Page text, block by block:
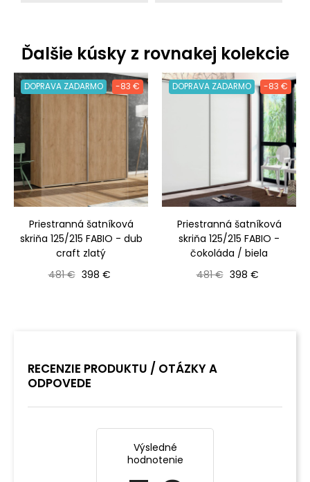
Ďalšie kúsky z rovnakej kolekcie
DOPRAVA ZADARMO -83 €
Priestranná šatníková
skriňa 125/215 FABIO - dub
craft zlatý
Bežná cena
481 € Cena
398 €
DOPRAVA ZADARMO -83 €
Priestranná šatníková
skriňa 125/215 FABIO -
čokoláda / biela
Bežná cena
481 € Cena
398 €
RECENZIE PRODUKTU / OTÁZKY A
ODPOVEDE
Výsledné
hodnotenie